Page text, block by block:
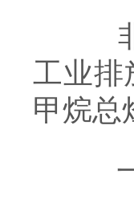
非
工业排
甲烷总
一